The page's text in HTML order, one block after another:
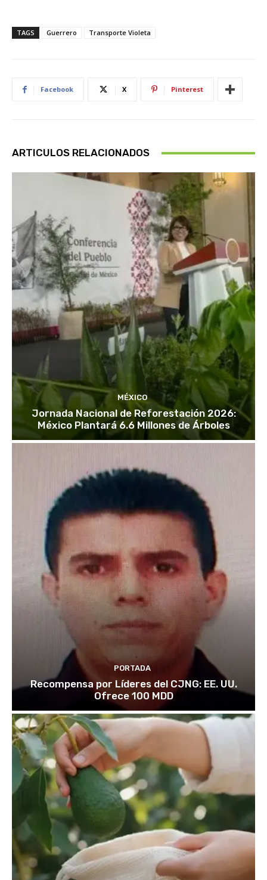
TAGS Guerrero Transporte Violeta
Facebook X Pinterest
ARTICULOS RELACIONADOS
MÉXICO
Jornada Nacional de Reforestación 2026:
México Plantará 6.6 Millones de Árboles
PORTADA
Recompensa por Líderes del CJNG: EE. UU.
Ofrece 100 MDD